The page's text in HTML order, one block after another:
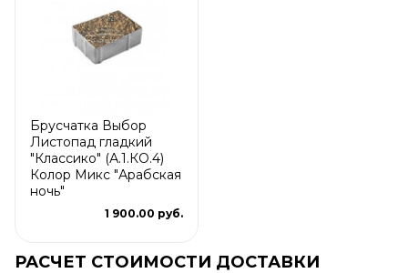
Брусчатка Выбор
Листопад гладкий
"Классико" (А.1.КО.4)
Колор Микс "Арабская
ночь"
1 900.00 руб.
РАСЧЕТ СТОИМОСТИ ДОСТАВКИ